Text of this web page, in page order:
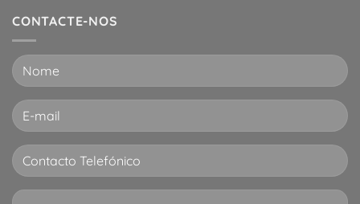
CONTACTE-NOS